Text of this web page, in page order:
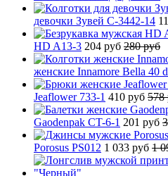
девочки Зувей C-3442-14
HD A13-3 204 руб 280 руб
женские Innamore Bella 40
Jeaflower 733-1 410 руб 578
Gaodenpak CT-6-1 201 руб
Porosus PS012 1 033 руб 1